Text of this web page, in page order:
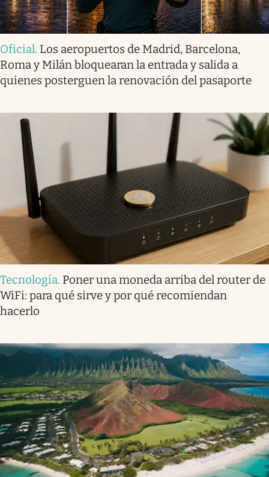
Oficial. Los aeropuertos de Madrid, Barcelona,
Roma y Milán bloquearan la entrada y salida a
quienes posterguen la renovación del pasaporte
Tecnología. Poner una moneda arriba del router de
WiFi: para qué sirve y por qué recomiendan
hacerlo